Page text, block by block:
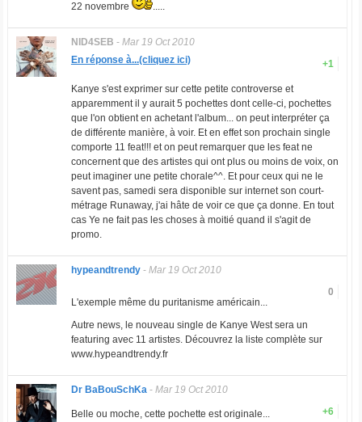
22 novembre
.....
NID4SEB - Mar 19 Oct 2010
+1
En réponse à...(cliquez ici)
Kanye s'est exprimer sur cette petite controverse et
apparemment il y aurait 5 pochettes dont celle-ci, pochettes
que l'on obtient en achetant l'album... on peut interpréter ça
de différente manière, à voir. Et en effet son prochain single
comporte 11 feat!!! et on peut remarquer que les feat ne
concernent que des artistes qui ont plus ou moins de voix, on
peut imaginer une petite chorale^^. Et pour ceux qui ne le
savent pas, samedi sera disponible sur internet son court-
métrage Runaway, j'ai hâte de voir ce que ça donne. En tout
cas Ye ne fait pas les choses à moitié quand il s'agit de
promo.
hypeandtrendy- Mar 19 Oct 2010
0
L'exemple même du puritanisme américain...
Autre news, le nouveau single de Kanye West sera un
featuring avec 11 artistes. Découvrez la liste complète sur
www.hypeandtrendy.fr
Dr BaBouSchKa- Mar 19 Oct 2010
+6
Belle ou moche, cette pochette est originale...